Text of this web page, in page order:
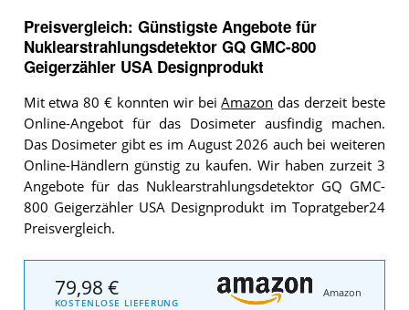
Preisvergleich: Günstigste Angebote für
Nuklearstrahlungsdetektor GQ GMC-800
Geigerzähler USA Designprodukt
Mit etwa 80 € konnten wir beiAmazon das derzeit beste
Online-Angebot für das Dosimeter ausfindig machen.
Das Dosimeter gibt es im August 2026 auch bei weiteren
Online-Händlern günstig zu kaufen. Wir haben zurzeit 3
Angebote für das Nuklearstrahlungsdetektor GQ GMC-
800 Geigerzähler USA Designprodukt im Topratgeber24
Preisvergleich.
79,98 €
KOSTENLOSE LIEFERUNG
Amazon